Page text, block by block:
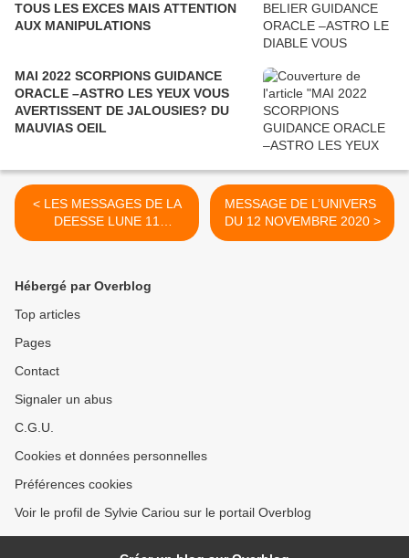
TOUS LES EXCES MAIS ATTENTION
AUX MANIPULATIONS
MAI 2022 SCORPIONS GUIDANCE
ORACLE –ASTRO LES YEUX VOUS
AVERTISSENT DE JALOUSIES? DU
MAUVIAS OEIL
< LES MESSAGES DE LA
DEESSE LUNE 11
NOVEMBRE 2020
MESSAGE DE L’UNIVERS
DU 12 NOVEMBRE 2020 >
Hébergé par Overblog
Top articles
Pages
Contact
Signaler un abus
C.G.U.
Cookies et données personnelles
Préférences cookies
Voir le profil de Sylvie Cariou sur le portail Overblog